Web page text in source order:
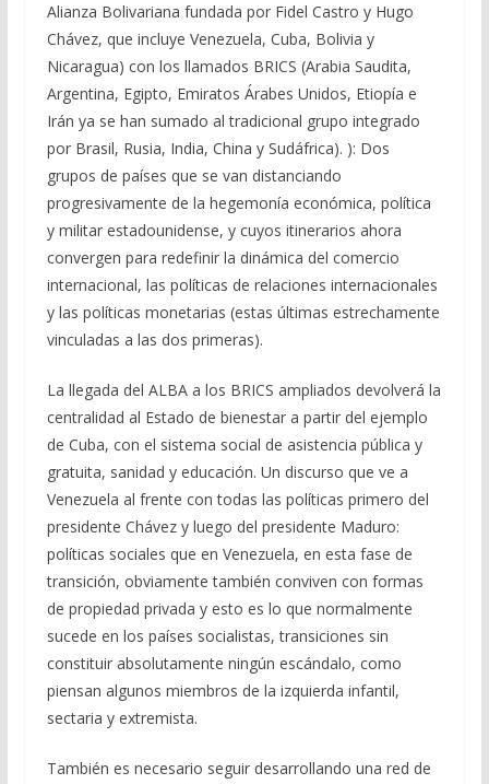
Alianza Bolivariana fundada por Fidel Castro y Hugo
Chávez, que incluye Venezuela, Cuba, Bolivia y
Nicaragua) con los llamados BRICS (Arabia Saudita,
Argentina, Egipto, Emiratos Árabes Unidos, Etiopía e
Irán ya se han sumado al tradicional grupo integrado
por Brasil, Rusia, India, China y Sudáfrica). ): Dos
grupos de países que se van distanciando
progresivamente de la hegemonía económica, política
y militar estadounidense, y cuyos itinerarios ahora
convergen para redefinir la dinámica del comercio
internacional, las políticas de relaciones internacionales
y las políticas monetarias (estas últimas estrechamente
vinculadas a las dos primeras).
La llegada del ALBA a los BRICS ampliados devolverá la
centralidad al Estado de bienestar a partir del ejemplo
de Cuba, con el sistema social de asistencia pública y
gratuita, sanidad y educación. Un discurso que ve a
Venezuela al frente con todas las políticas primero del
presidente Chávez y luego del presidente Maduro:
políticas sociales que en Venezuela, en esta fase de
transición, obviamente también conviven con formas
de propiedad privada y esto es lo que normalmente
sucede en los países socialistas, transiciones sin
constituir absolutamente ningún escándalo, como
piensan algunos miembros de la izquierda infantil,
sectaria y extremista.
También es necesario seguir desarrollando una red de